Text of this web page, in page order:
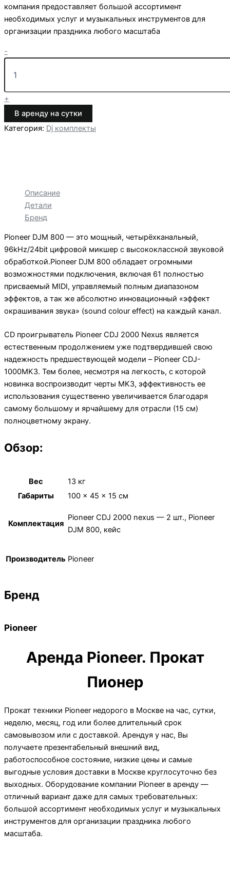
компания предоставляет большой ассортимент
необходимых услуг и музыкальных инструментов для
организации праздника любого масштаба
-
товара
Прокат
Pioneer
DJM
800
Pioneer
CDJ
+
В аренду на сутки
Категория: Dj комплекты
Описание
Детали
Бренд
Pioneer DJM 800 — это мощный, четырёхканальный,
96kHz/24bit цифровой микшер с высококлассной звуковой
обработкой.Pioneer DJM 800 обладает огромными
возможностями подключения, включая 61 полностью
присваемый MIDI, управляемый полным диапазоном
эффектов, а так же абсолютно инновационный «эффект
окрашивания звука» (sound colour effect) на каждый канал.
CD проигрыватель Pioneer CDJ 2000 Nexus является
естественным продолжением уже подтвердившей свою
надежность предшествующей модели – Pioneer CDJ-
1000MK3. Тем более, несмотря на легкость, с которой
новинка воспроизводит черты MK3, эффективность ее
использования существенно увеличивается благодаря
самому большому и ярчайшему для отрасли (15 см)
полноцветному экрану.
Обзор:
Вес
13 кг
Габариты
100 × 45 × 15 см
Комплектация
Pioneer CDJ 2000 nexus — 2 шт., Pioneer
DJM 800, кейс
Производитель Pioneer
Бренд
Pioneer
Аренда Pioneer. Прокат
Пионер
Прокат техники Pioneer недорого в Москве на час, сутки,
неделю, месяц, год или более длительный срок
самовывозом или с доставкой. Арендуя у нас, Вы
получаете презентабельный внешний вид,
работоспособное состояние, низкие цены и самые
выгодные условия доставки в Москве круглосуточно без
выходных. Оборудование компании Pioneer в аренду —
отличный вариант даже для самых требовательных:
большой ассортимент необходимых услуг и музыкальных
инструментов для организации праздника любого
масштаба.